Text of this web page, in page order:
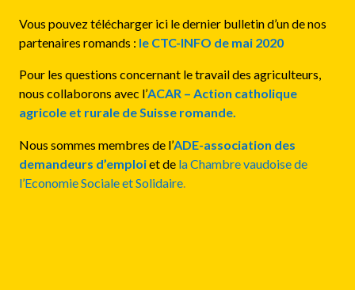
Vous pouvez télécharger ici le dernier bulletin d’un de nos
partenaires romands : le CTC-INFO de mai 2020
Pour les questions concernant le travail des agriculteurs,
nous collaborons avec l’ACAR – Action catholique
agricole et rurale de Suisse romande.
Nous sommes membres de l’ADE-association des
demandeurs d’emploiet de la Chambre vaudoise de
l’Economie Sociale et Solidaire.